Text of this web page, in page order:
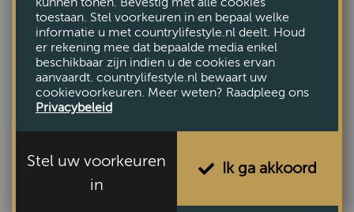
Knuffel Vos zittend 28cm
toestaan. Stel voorkeuren in en bepaal welke
informatie u met countrylifestyle.nl deelt. Houd
er rekening mee dat bepaalde media enkel
beschikbaar zijn indien u de cookies ervan
aanvaardt. countrylifestyle.nl bewaart uw
cookievoorkeuren. Meer weten? Raadpleeg ons
Privacybeleid
Stel uw voorkeuren
in
Ik ga akkoord